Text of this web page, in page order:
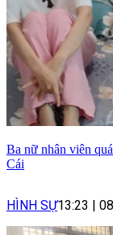
Ba nữ nhân viên
Cái
HÌNH SỰ13:23